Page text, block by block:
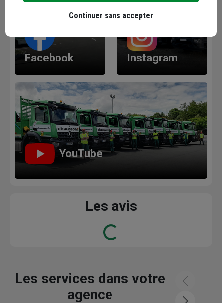
Facebook Instagram
YouTube
Les avis
Loading...
Les services dans votre
agence
Continuer sans accepter